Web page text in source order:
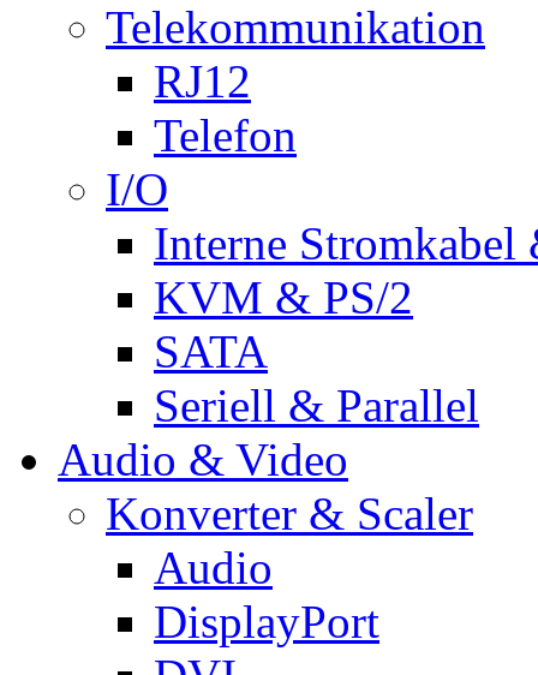
Telekommunikation
RJ12
Telefon
I/O
Interne Stromkabel
KVM & PS/2
SATA
Seriell & Parallel
Audio & Video
Konverter & Scaler
Audio
DisplayPort